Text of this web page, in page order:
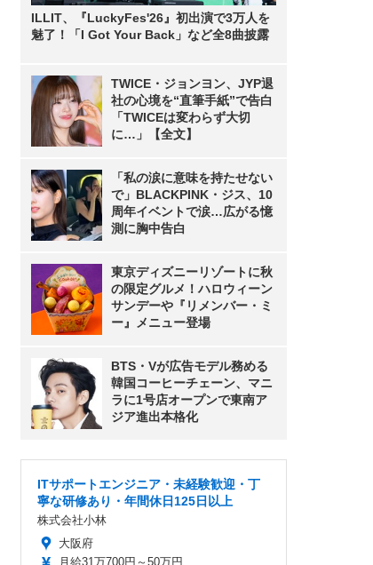
ILLIT、『LuckyFes'26』初出演で3万人を
魅了！「I Got Your Back」など全8曲披露
TWICE・ジョンヨン、JYP退
社の心境を“直筆手紙”で告白
「TWICEは変わらず大切
に…」【全文】
「私の涙に意味を持たせない
で」BLACKPINK・ジス、10
周年イベントで涙…広がる憶
測に胸中告白
東京ディズニーリゾートに秋
の限定グルメ！ハロウィーン
サンデーや『リメンバー・ミ
ー』メニュー登場
BTS・Vが広告モデル務める
韓国コーヒーチェーン、マニ
ラに1号店オープンで東南ア
ジア進出本格化
ITサポートエンジニア・未経験歓迎・丁
寧な研修あり・年間休日125日以上
株式会社小林
大阪府
月給31万700円～50万円